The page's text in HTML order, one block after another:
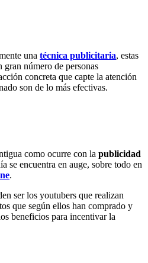
una técnica publicitaria, estas
gran número de personas
concreta que capte la atención
son de lo más efectivas.
como ocurre con la publicidad
se encuentra en auge, sobre todo en
.
ser los youtubers que realizan
que según ellos han comprado y
beneficios para incentivar la